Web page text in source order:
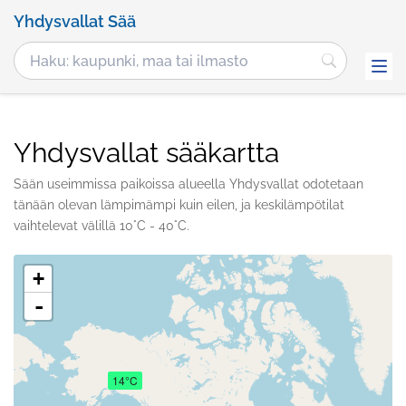
Yhdysvallat Sää
Yhdysvallat sääkartta
Sään useimmissa paikoissa alueella Yhdysvallat odotetaan
tänään olevan lämpimämpi kuin eilen, ja keskilämpötilat
vaihtelevat välillä 10°C - 40°C.
14°C
+
-